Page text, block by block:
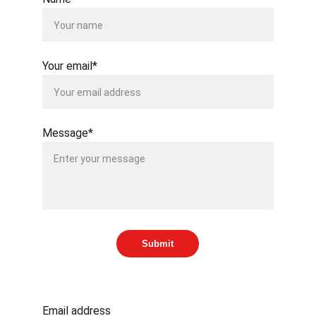
Your email*
Message*
Submit
Email address